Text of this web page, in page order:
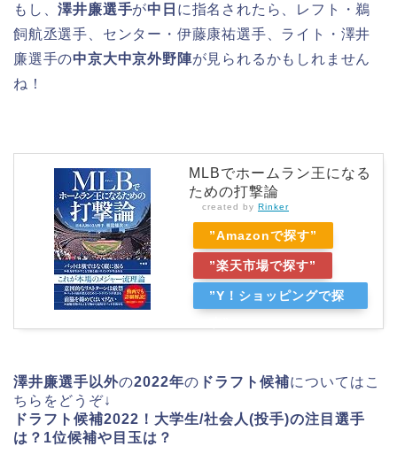
もし、澤井廉選手が中日 に指名されたら、レフト・鵜
飼航丞選手、センター・伊藤康祐選手、ライト・澤井
廉選手の中京大中京外野陣が見られるかもしれません
ね！
MLBでホームラン王になる
ための打撃論
created by Rinker
”Amazonで探す”
”楽天市場で探す”
”Y！ショッピングで探
澤井廉選手以外の2022年の ドラフト候補についてはこ
ちらをどうぞ↓
ドラフト候補2022！大学生/社会人(投手)の注目選手
は？1位候補や目玉は？